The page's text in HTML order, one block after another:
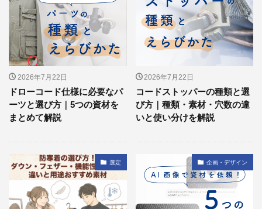
2026年7月22日
ドローコード仕様に必要なパ
ーツと選び方｜5つの資材を
まとめて解説
2026年7月22日
コードストッパーの種類と選
び方｜種類・素材・穴数の違
いと使い分けを解説
選定 企画・デザイン